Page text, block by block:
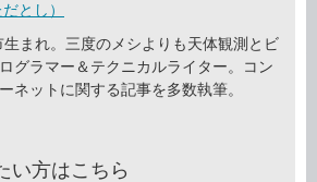
とし）
まれ。三度のメシよりも天体観測とビ
グラマー＆テクニカルライター。コン
ネットに関する記事を多数執筆。
い方はこちら